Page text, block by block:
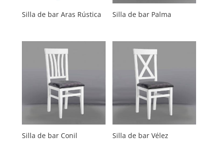
Silla de bar Aras Rústica Silla de bar Palma
Silla de bar Conil Silla de bar Vélez